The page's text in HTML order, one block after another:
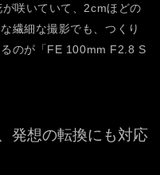
咲いていて、2cmほどの
繊細な撮影でも、つくり
のが「FE 100mm F2.8 S
発想の転換にも対応